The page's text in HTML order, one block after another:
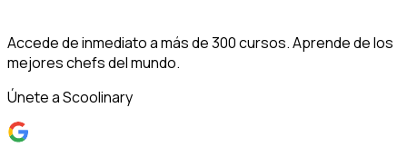
Accede de inmediato a más de 300 cursos. Aprende de los
mejores chefs del mundo.
Únete a Scoolinary